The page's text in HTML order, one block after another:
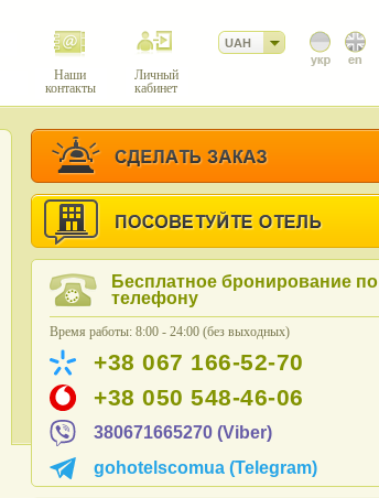
Наши
контакты
Личный
кабинет
UAH
Бесплатное бронирование по
телефону
Время работы: 8:00 - 24:00 (без выходных)
+38 067 166-52-70
+38 050 548-46-06
380671665270 (Viber)
gohotelscomua (Telegram)